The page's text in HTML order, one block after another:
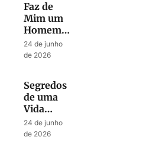
Faz de
Mim um
Homem
Segundo
o Teu
24 de junho
de 2026
Segredos
de uma
Vida
Abençoada
por Deus
24 de junho
de 2026